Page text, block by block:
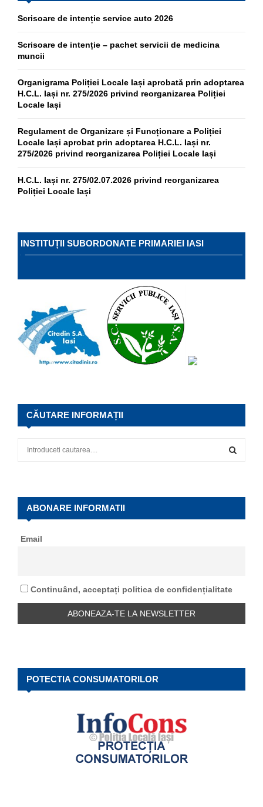
Scrisoare de intenție service auto 2026
Scrisoare de intenție – pachet servicii de medicina
muncii
Organigrama Poliției Locale Iași aprobată prin adoptarea
H.C.L. Iași nr. 275/2026 privind reorganizarea Poliției
Locale Iași
Regulament de Organizare și Funcționare a Poliției
Locale Iași aprobat prin adoptarea H.C.L. Iași nr.
275/2026 privind reorganizarea Poliției Locale Iași
H.C.L. Iași nr. 275/02.07.2026 privind reorganizarea
Poliției Locale Iași
INSTITUȚII SUBORDONATE PRIMARIEI IASI
CĂUTARE INFORMAȚII
f
E
A
H
ABONARE INFORMATII
Email
Continuând, acceptați politica de confidențialitate
POTECTIA CONSUMATORILOR